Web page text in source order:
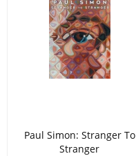
Paul Simon: Stranger To
Stranger